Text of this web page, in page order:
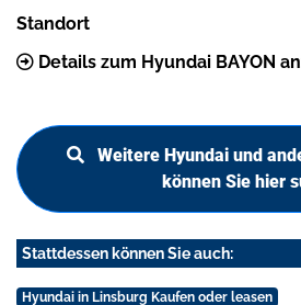
Standort
Details zum Hyundai BAYON
Weitere Hyundai und
können Sie hier
Stattdessen können Sie auch:
Hyundai in Linsburg Kaufen oder leasen